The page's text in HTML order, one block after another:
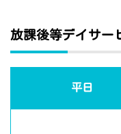
放課後等デイサー
平日